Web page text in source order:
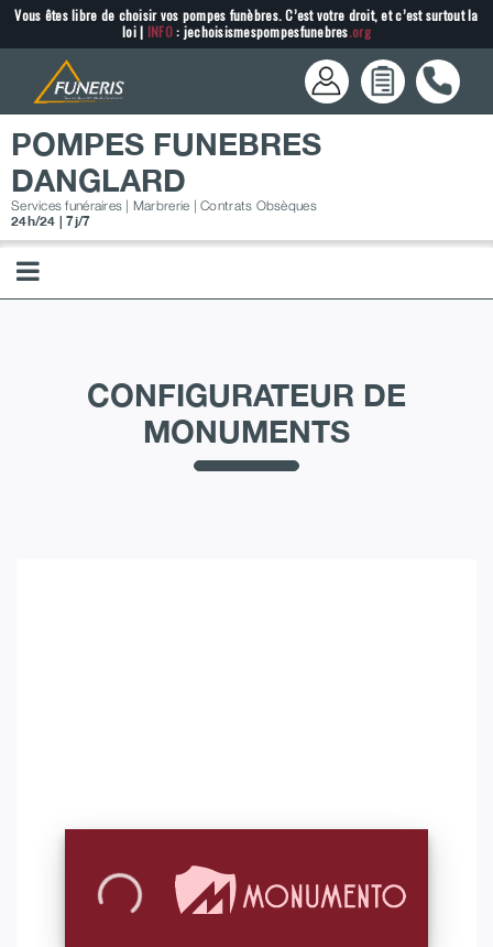
Passer
contenu
Vous êtes libre de choisir vos pompes funèbres. C’est votre droit, et c’est surtout la
loi | INFO: jechoisismespompesfunebres.org
POMPES FUNEBRES
DANGLARD
Services funéraires | Marbrerie | Contrats Obsèques
24h/24 | 7j/7
CONFIGURATEUR DE
MONUMENTS